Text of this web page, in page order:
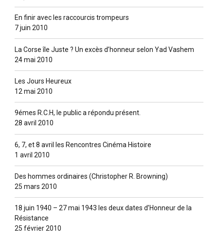
En finir avec les raccourcis trompeurs
7 juin 2010
La Corse île Juste ? Un excès d’honneur selon Yad Vashem
24 mai 2010
Les Jours Heureux
12 mai 2010
9émes R.C.H, le public a répondu présent.
28 avril 2010
6, 7, et 8 avril les Rencontres Cinéma Histoire
1 avril 2010
Des hommes ordinaires (Christopher R. Browning)
25 mars 2010
18 juin 1940 – 27 mai 1943 les deux dates d’Honneur de la
Résistance
25 février 2010